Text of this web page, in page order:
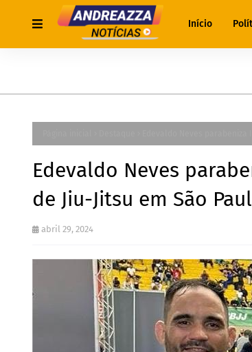
Início
Edevaldo Neves
de Jiu-Jitsu em São
abril 29, 2024